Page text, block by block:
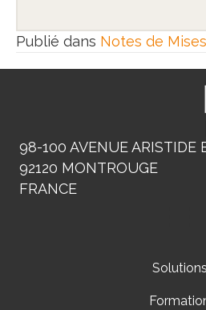
Publié dans Notes de
98-100 AVENUE ARISTIDE
92120 MONTROUGE
FRANCE
Solutions